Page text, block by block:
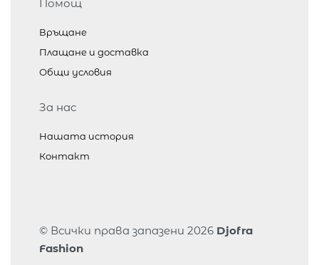
Помощ
Връщане
Плащане и доставка
Общи условия
За нас
Нашата история
Контакт
© Всички права запазени 2026 Djofra
Fashion